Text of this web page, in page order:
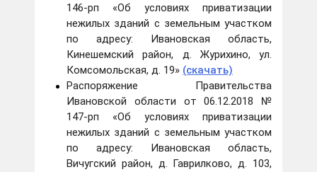
146-рп «Об условиях приватизации
нежилых зданий с земельным участком
по адресу: Ивановская область,
Кинешемский район, д. Журихино, ул.
Комсомольская, д. 19» (скачать)
Распоряжение Правительства
Ивановской области от 06.12.2018 №
147-рп «Об условиях приватизации
нежилых зданий с земельным участком
по адресу: Ивановская область,
Вичугский район, д. Гаврилково, д. 103,